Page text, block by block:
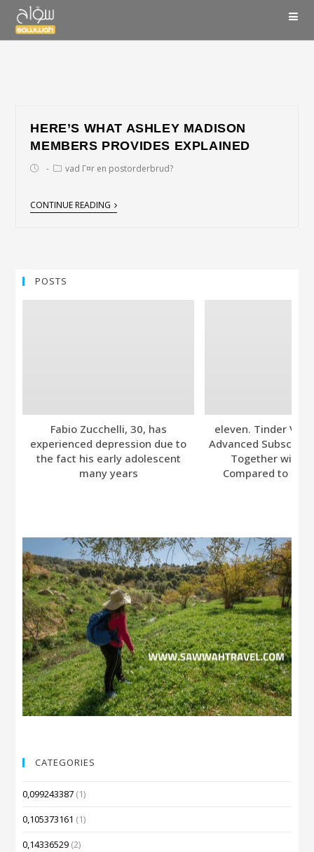
HERE’S WHAT ASHLEY MADISON
MEMBERS PROVIDES EXPLAINED
vad Г¤r en postorderbrud?
CONTINUE READING
POSTS
Fabio Zucchelli, 30, has
experienced depression due to
the fact his early adolescent
many years
eleven. Tinder
Advanced
Together with
Compared to
CATEGORIES
0,099243387 (1)
0,105373161 (1)
0,14336529 (2)